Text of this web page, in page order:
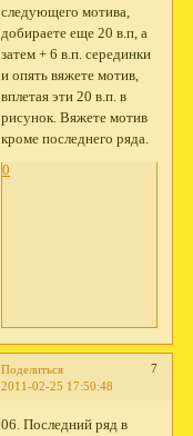
следующего мотива,
добираете еще 20 в.п, а
затем + 6 в.п. серединки
и опять вяжете мотив,
вплетая эти 20 в.п. в
рисунок. Вяжете мотив
кроме последнего ряда.
0
Поделиться
7
2011-02-25 17:50:48
06. Последний ряд в